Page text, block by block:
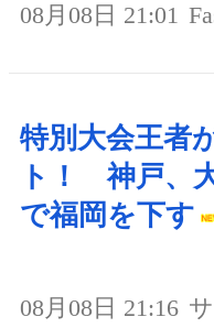
08月08日 21:01
特別大会王者
ト！ 神戸、
で福岡を下す
08月08日 21:16